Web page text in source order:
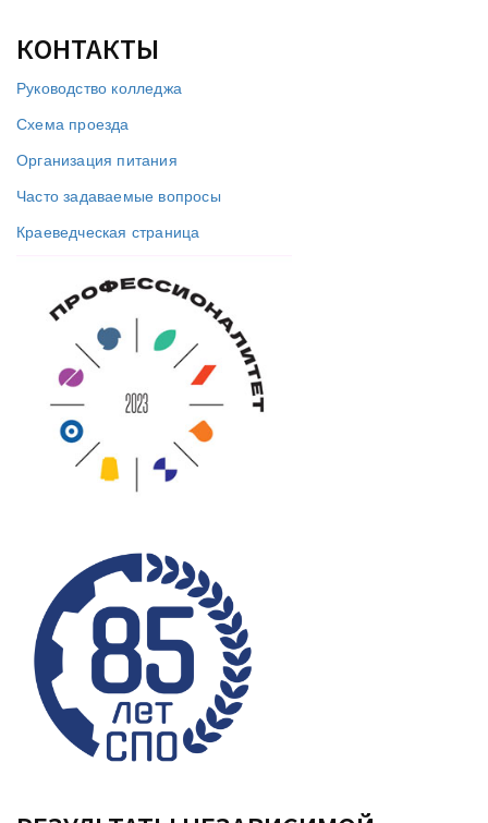
КОНТАКТЫ
Руководство колледжа
Схема проезда
Организация питания
Часто задаваемые вопросы
Краеведческая страница